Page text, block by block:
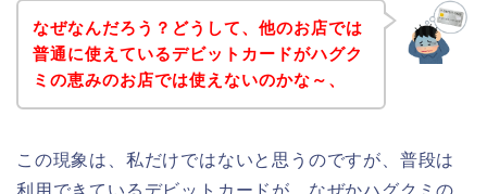
なぜなんだろう？どうして、他のお店では
普通に使えているデビットカードがハグク
ミの恵みのお店では使えないのかな～、
この現象は、私だけではないと思うのですが、普段は
利用できているデビットカードが、なぜかハグクミの